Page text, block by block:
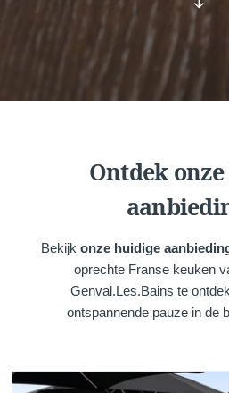
Ontdek
Bekijk onze huidige
oprechte Franse keuken
Genval.Les.Bains te
ontspannende pauze in de